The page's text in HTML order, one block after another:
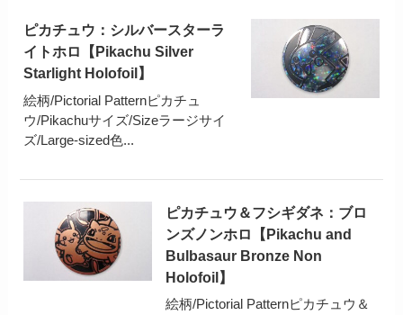
ピカチュウ：シルバースターラ
イトホロ【Pikachu Silver
Starlight Holofoil】
絵柄/Pictorial Patternピカチュ
ウ/Pikachuサイズ/Sizeラージサイ
ズ/Large-sized色...
ピカチュウ＆フシギダネ：ブロ
ンズノンホロ【Pikachu and
Bulbasaur Bronze Non
Holofoil】
絵柄/Pictorial Patternピカチュウ＆